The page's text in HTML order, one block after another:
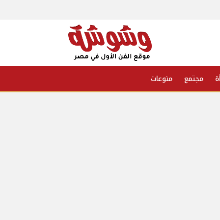
مجتمع منوعات